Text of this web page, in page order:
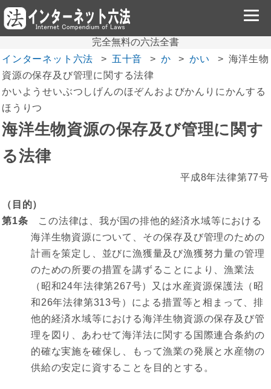
完全無料の六法全書
インターネット六法
五十音 か かい
海洋生物
資源の保存及び管理に関する法律
かいようせいぶつしげんのほぞんおよびかんりにかんする
ほうりつ
海洋生物資源の保存及び管理に関す
る法律
平成8年法律第77号
（目的）
第1条 この法律は、我が国の排他的経済水域等における
海洋生物資源について、その保存及び管理のための
計画を策定し、並びに漁獲量及び漁獲努力量の管理
のための所要の措置を講ずることにより、漁業法
（昭和24年法律第267号）又は水産資源保護法（昭
和26年法律第313号）による措置等と相まって、排
他的経済水域等における海洋生物資源の保存及び管
理を図り、あわせて海洋法に関する国際連合条約の
的確な実施を確保し、もって漁業の発展と水産物の
供給の安定に資することを目的とする。